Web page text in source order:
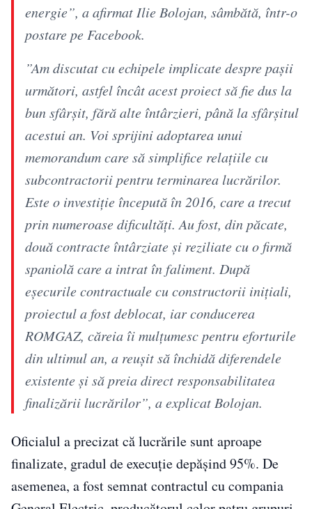
energie”, a afirmat Ilie Bolojan, sâmbătă, într-o
postare pe Facebook.
”Am discutat cu echipele implicate despre paşii
următori, astfel încât acest proiect să fie dus la
bun sfârşit, fără alte întârzieri, până la sfârşitul
acestui an. Voi sprijini adoptarea unui
memorandum care să simplifice relaţiile cu
subcontractorii pentru terminarea lucrărilor.
Este o investiţie începută în 2016, care a trecut
prin numeroase dificultăţi. Au fost, din păcate,
două contracte întârziate şi reziliate cu o firmă
spaniolă care a intrat în faliment. După
eşecurile contractuale cu constructorii iniţiali,
proiectul a fost deblocat, iar conducerea
ROMGAZ, căreia îi mulţumesc pentru eforturile
din ultimul an, a reuşit să închidă diferendele
existente şi să preia direct responsabilitatea
finalizării lucrărilor”, a explicat Bolojan.
Oficialul a precizat că lucrările sunt aproape
finalizate, gradul de execuție depășind 95%. De
asemenea, a fost semnat contractul cu compania